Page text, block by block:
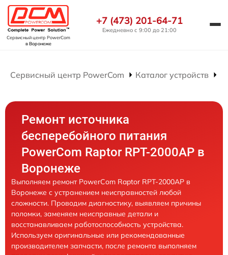
Сервисный центр PowerCom
в Воронеже
+7 (473) 201-64-71
Ежедневно с 9:00 до 21:00
Сервисный центр PowerCom Каталог устройств
Ремонт источника
бесперебойного питания
PowerCom Raptor RPT-2000AP в
Воронеже
Выполняем ремонт PowerCom Raptor RPT-2000AP в
Воронеже с устранением неисправностей любой
сложности. Проводим диагностику, выявляем причины
поломки, заменяем неисправные детали и
восстанавливаем работоспособность устройства.
Используем оригинальные или рекомендованные
производителем запчасти, после ремонта выполняем